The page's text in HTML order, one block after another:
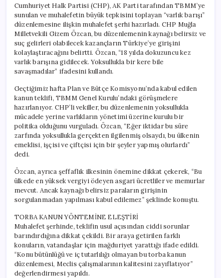
Eleştiri:
“18
Yılda
Yoksullukla
Mücadele
Edemediler”
için
Cumhuriyet Halk Partisi (CHP), AK Parti tarafından TBMM’ye
sunulan ve muhalefetin büyük tepkisini toplayan “varlık barışı”
düzenlemesine ilişkin muhalefet şerhi hazırladı. CHP Muğla
Milletvekili Gizem Özcan, bu düzenlemenin kaynağı belirsiz ve
suç gelirleri olabilecek kazançların Türkiye’ye girişini
kolaylaştıracağını belirtti. Özcan, “18 yılda dokuzuncu kez
varlık barışına gidilecek. Yoksullukla bir kere bile
savaşmadılar” ifadesini kullandı.
Geçtiğimiz hafta Plan ve Bütçe Komisyonu’nda kabul edilen
kanun teklifi, TBMM Genel Kurulu’ndaki görüşmelere
hazırlanıyor. CHP’li vekiller, bu düzenlemenin yoksullukla
mücadele yerine varlıkların yönetimi üzerine kurulu bir
politika olduğunu vurguladı. Özcan, “Eğer iktidar bu süre
zarfında yoksullukla gerçekten ilgilenmiş olsaydı, bu ülkenin
emeklisi, işçisi ve çiftçisi için bir şeyler yapmış olurlardı”
dedi.
Özcan, ayrıca şeffaflık ilkesinin önemine dikkat çekerek, “Bu
ülkede en yüksek vergiyi ödeyen asgari ücretliler ve memurlar
mevcut. Ancak kaynağı belirsiz paraların girişinin
sorgulanmadan yapılması kabul edilemez” şeklinde konuştu.
TORBA KANUN YÖNTEMİNE ELEŞTİRİ
Muhalefet şerhinde, teklifin usul açısından ciddi sorunlar
barındırdığına dikkat çekildi. Bir araya getirilen farklı
konuların, vatandaşlar için mağduriyet yarattığı ifade edildi.
“Konu bütünlüğü ve iç tutarlılığı olmayan bu torba kanun
düzenlemesi, Meclis çalışmalarının kalitesini zayıflatıyor”
değerlendirmesi yapıldı.